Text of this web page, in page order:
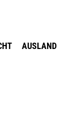
AUSLAND